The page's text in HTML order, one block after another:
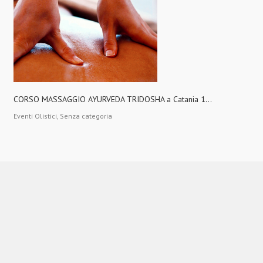
CORSO MASSAGGIO AYURVEDA TRIDOSHA a Catania 1...
Eventi Olistici, Senza categoria